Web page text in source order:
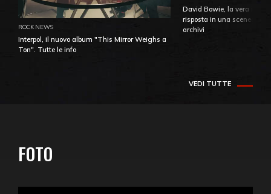
ROCK NEWS
Interpol, il nuovo album "This Mirror Weighs a
Ton". Tutte le info
David Bowie, la vera
risposta in una
archivi
VEDI TUTTE
FOTO